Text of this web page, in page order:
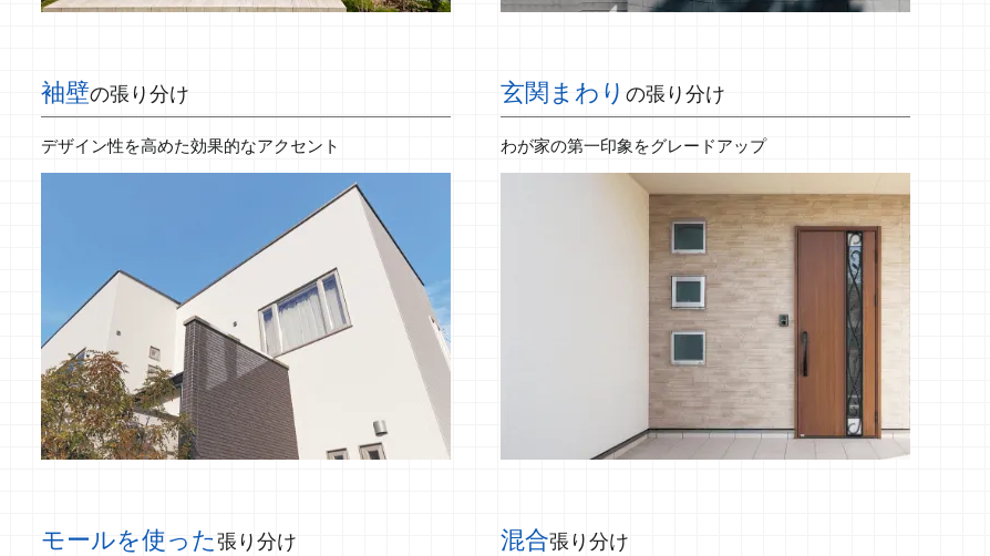
袖壁の張り分け
デザイン性を高めた効果的なアクセント
玄関まわり の張り分け
わが家の第一印象をグレードアップ
モールを使った張り分け 混合張り分け